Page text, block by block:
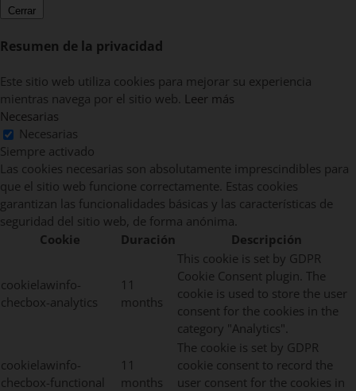
Cerrar
Resumen de la privacidad
Este sitio web utiliza cookies para mejorar su experiencia
mientras navega por el sitio web. Leer más
Necesarias
Necesarias
Siempre activado
Las cookies necesarias son absolutamente imprescindibles para
que el sitio web funcione correctamente. Estas cookies
garantizan las funcionalidades básicas y las características de
seguridad del sitio web, de forma anónima.
Cookie
Duración Descripción
cookielawinfo-
checbox-analytics
11
months
This cookie is set by GDPR
Cookie Consent plugin. The
cookie is used to store the user
consent for the cookies in the
category "Analytics".
cookielawinfo-
checbox-functional
11
months
The cookie is set by GDPR
cookie consent to record the
user consent for the cookies in